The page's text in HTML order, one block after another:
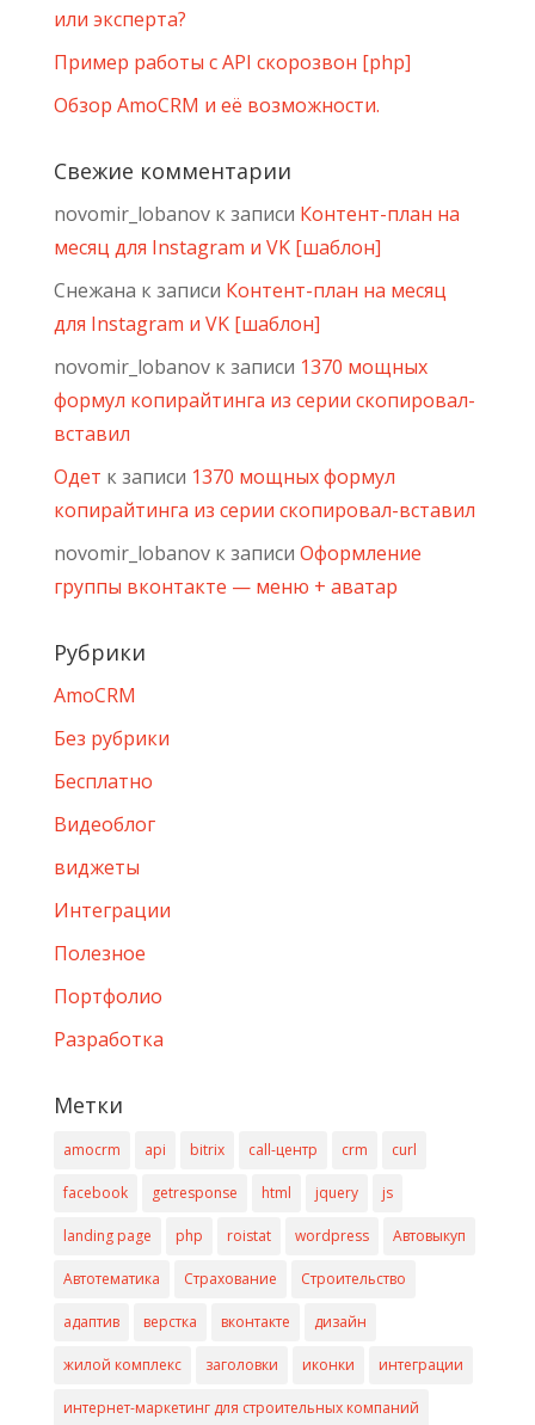
или эксперта?
Пример работы с API скорозвон [php]
Обзор AmoCRM и её возможности.
Свежие комментарии
novomir_lobanovк записи Контент-план на
месяц для Instagram и VK [шаблон]
Снежана к записи Контент-план на месяц
для Instagram и VK [шаблон]
novomir_lobanovк записи 1370 мощных
формул копирайтинга из серии скопировал-
вставил
Одет к записи 1370 мощных формул
копирайтинга из серии скопировал-вставил
novomir_lobanovк записи Оформление
группы вконтакте — меню + аватар
Рубрики
AmoCRM
Без рубрики
Бесплатно
Видеоблог
виджеты
Интеграции
Полезное
Портфолио
Разработка
Метки
amocrm api bitrix call-центр crm curl
facebook getresponse html jquery js
landing page php roistat wordpress Автовыкуп
Автотематика Страхование Строительство
адаптив верстка вконтакте дизайн
жилой комплекс заголовки иконки интеграции
интернет-маркетинг для строительных компаний